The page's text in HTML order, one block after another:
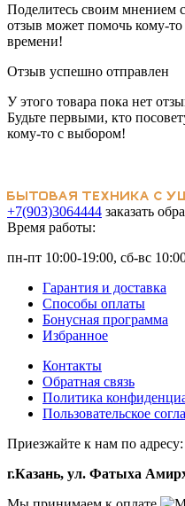
Поделитесь своим мнением
отзыв может помочь кому-
времени!
Отзыв успешно отправлен
У этого товара пока нет
Будьте первыми, кто
кому-то с выбором!
+7(903)3064444 заказать
Время работы:
пн-пт 10:00-19:00, сб-вс
Гарантия и доставка
Способы оплаты
Бонусная программа
Избранное
Контакты
Обратная связь
Политика
Пользовательское
Приезжайте к нам по адресу:
г.Казань, ул. Фатыха